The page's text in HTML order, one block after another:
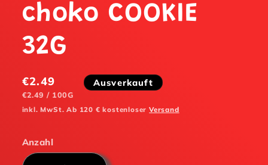
choko COOKIE
32G
Normaler
Preis
€2.49
STÜCKPREIS
€2.49 / PRO
100G
Ausverkauft
inkl. MwSt. Ab 120 € kostenloserVersand
Anzahl